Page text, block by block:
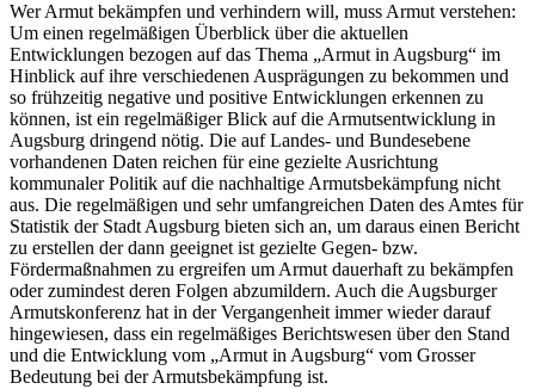
Wer Armut bekämpfen und verhindern will, muss Armut verstehen:
Um einen regelmäßigen Überblick über die aktuellen
Entwicklungen bezogen auf das Thema „Armut in Augsburg“ im
Hinblick auf ihre verschiedenen Ausprägungen zu bekommen und
so frühzeitig negative und positive Entwicklungen erkennen zu
können, ist ein regelmäßiger Blick auf die Armutsentwicklung in
Augsburg dringend nötig. Die auf Landes- und Bundesebene
vorhandenen Daten reichen für eine gezielte Ausrichtung
kommunaler Politik auf die nachhaltige Armutsbekämpfung nicht
aus. Die regelmäßigen und sehr umfangreichen Daten des Amtes für
Statistik der Stadt Augsburg bieten sich an, um daraus einen Bericht
zu erstellen der dann geeignet ist gezielte Gegen- bzw.
Fördermaßnahmen zu ergreifen um Armut dauerhaft zu bekämpfen
oder zumindest deren Folgen abzumildern. Auch die Augsburger
Armutskonferenz hat in der Vergangenheit immer wieder darauf
hingewiesen, dass ein regelmäßiges Berichtswesen über den Stand
und die Entwicklung vom „Armut in Augsburg“ vom Grosser
Bedeutung bei der Armutsbekämpfung ist.